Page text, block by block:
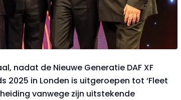
nadat de Nieuwe Generatie DAF XF
in Londen is uitgeroepen tot ‘Fleet
vanwege zijn uitstekende